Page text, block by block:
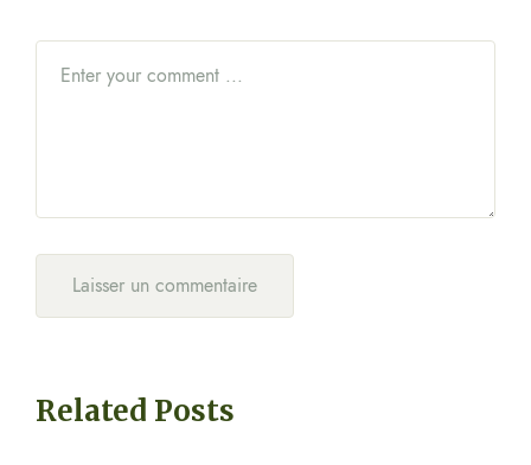
Related Posts